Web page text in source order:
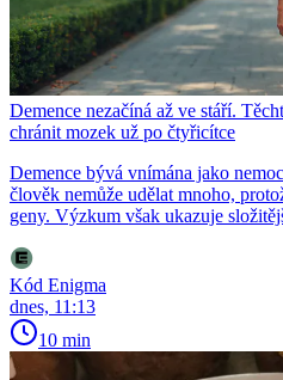
Demence nezačíná až ve stáří.
chránit mozek už po čtyřicítce
Demence bývá vnímána jako
člověk nemůže udělat mnoho,
geny. Výzkum však ukazuje
Kód Enigma
dnes, 11:13
10 min